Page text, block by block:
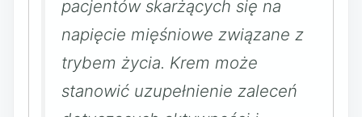
pacjentów skarżących się na
napięcie mięśniowe związane z
trybem życia. Krem może
stanowić uzupełnienie zaleceń